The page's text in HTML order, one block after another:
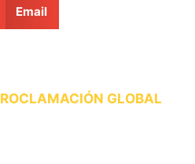
Email
GLOBAL